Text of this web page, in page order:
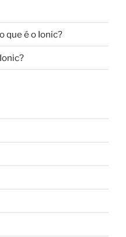
que é o Ionic?